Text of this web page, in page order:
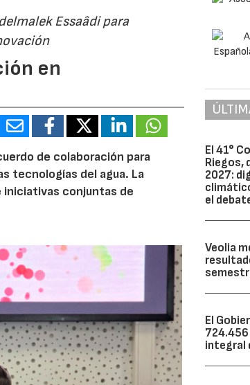
Essaâdi para
en
de colaboración para
tecnologías del agua. La
iniciativas conjuntas de
El 41°
Riegos,
2027:
el
Veolia
El
integral